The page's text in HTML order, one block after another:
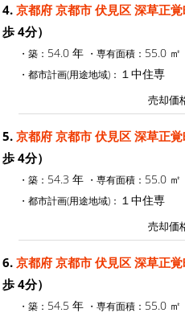
4. 京都府 京都市 伏見区 深草正
歩 4分）
・築： 54.0 年 ・専有面積： 55.0 ㎡
・都市計画(用途地域)： １中住専
売却価
5. 京都府 京都市 伏見区 深草正
歩 4分）
・築： 54.3 年 ・専有面積： 55.0 ㎡
・都市計画(用途地域)： １中住専
売却価
6. 京都府 京都市 伏見区 深草正
歩 4分）
・築： 54.5 年 ・専有面積： 55.0 ㎡